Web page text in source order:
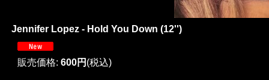
Jennifer Lopez - Hold You Down (12'')
販売価格: 600円 (税込)